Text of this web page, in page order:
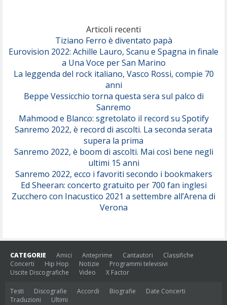
Serenamente
Articoli recenti
Tiziano Ferro è diventato papà
Eurovision 2022: Achille Lauro, Scanu e Spagna in finale
a Una Voce per San Marino
La leggenda del rock italiano, Vasco Rossi, compie 70
anni
Beppe Vessicchio torna questa sera sul palco di
Sanremo
Mahmood e Blanco: sgretolato il record su Spotify
Sanremo 2022, è record di ascolti. La seconda serata
supera la prima
Sanremo 2022, è boom di ascolti. Mai così bene negli
ultimi 15 anni
Sanremo 2022, ecco i favoriti secondo i bookmakers
Ed Sheeran: concerto gratuito per 700 fan inglesi
Zucchero con Inacustico 2021 a settembre all’Arena di
Verona
CATEGORIE Amici Anteprime Cantautori
Classifiche
Concerti
Hip Hop Notizie
Programmi televisivi
Uscite Discografiche
Video X Factor
Testi Discografie Accordi Biografie
Date Concerti
Traduzioni
Ultimi